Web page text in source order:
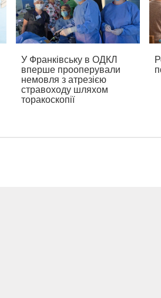
У Франківську в ОДКЛ
вперше прооперували
немовля з атрезією
стравоходу шляхом
торакоскопії